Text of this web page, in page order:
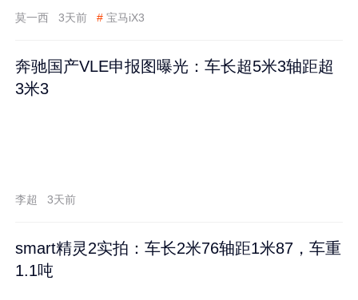
莫一西 3天前 # 宝马iX3
奔驰国产VLE申报图曝光：车长超5米3轴距超
3米3
李超 3天前
smart精灵2实拍：车长2米76轴距1米87，车重
1.1吨